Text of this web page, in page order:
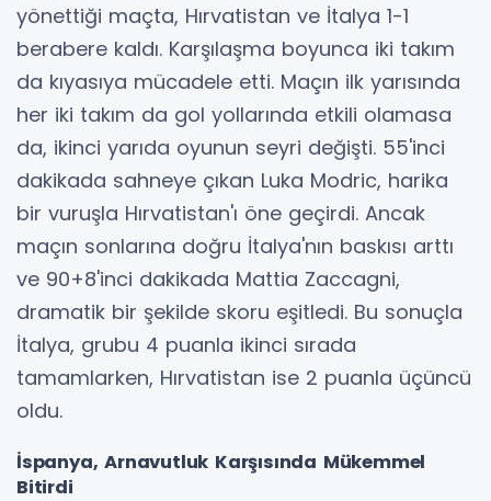
yönettiği maçta, Hırvatistan ve İtalya 1-1
berabere kaldı. Karşılaşma boyunca iki takım
da kıyasıya mücadele etti. Maçın ilk yarısında
her iki takım da gol yollarında etkili olamasa
da, ikinci yarıda oyunun seyri değişti. 55'inci
dakikada sahneye çıkan Luka Modric, harika
bir vuruşla Hırvatistan'ı öne geçirdi. Ancak
maçın sonlarına doğru İtalya'nın baskısı arttı
ve 90+8'inci dakikada Mattia Zaccagni,
dramatik bir şekilde skoru eşitledi. Bu sonuçla
İtalya, grubu 4 puanla ikinci sırada
tamamlarken, Hırvatistan ise 2 puanla üçüncü
oldu.
İspanya, Arnavutluk Karşısında Mükemmel
Bitirdi